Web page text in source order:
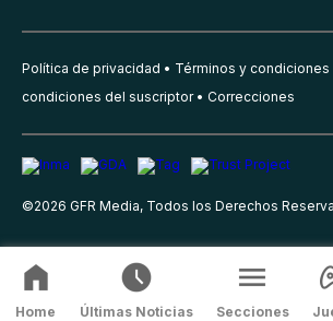
Política de privacidad Términos y condiciones
condiciones del suscriptor
Correcciones
©2026 GFR Media, Todos los Derechos
Home Últimas Noticias Secciones